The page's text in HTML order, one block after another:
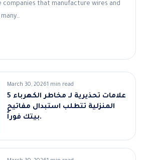
companies that manufacture wires and
March 30, 20261 min read
5 علامات تحذيرية لـ مخاطر الكهرباء
المنزلية تتطلب استبدال مفاتيح
بيتك فوراً.